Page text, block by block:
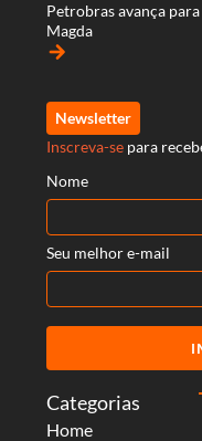
Categorias
Home
Petrobras avança
Magda
arrow_forward
Newsletter
Inscreva-se para
Nome
Seu melhor e-mail